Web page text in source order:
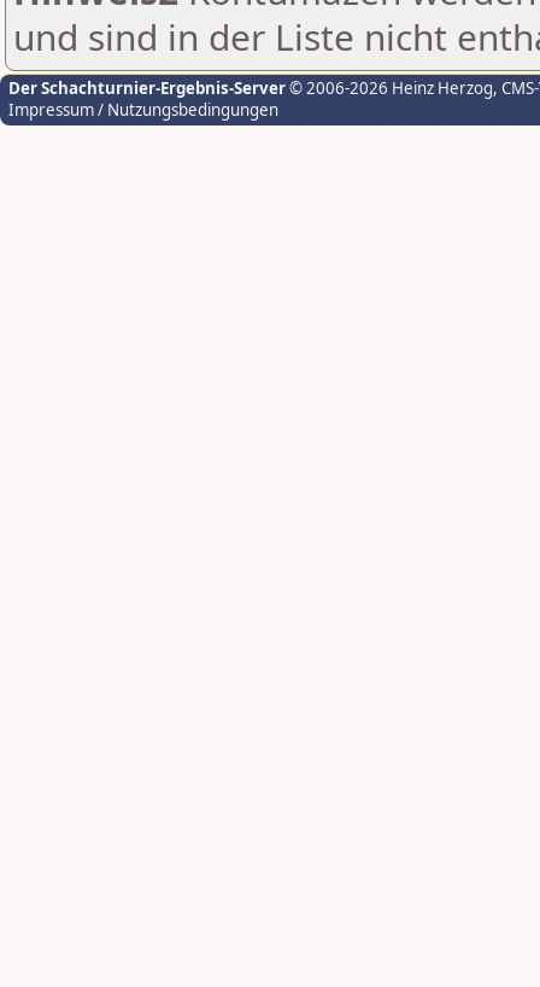
und sind in der Liste nicht
Der Schachturnier-Ergebnis-Server© 2006-2026 Heinz Herzog,
Impressum / Nutzungsbedingungen